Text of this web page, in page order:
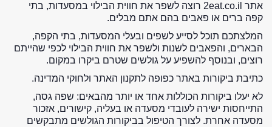
אתר 2eat.co.il רוצה לשפר את חווית הבילוי במסעדות, בתי
קפה ברים או פאבים בהם אתם מבלים.
המלצתכם תוכל לסייע לשפים ובעלי המסעדות, בתי הקפה,
הבארים, והפאבים לשנות ולשפר את חווית הבילוי לכפי שהייתם
רוצים, ובנוסף להשפיע על גולשים שטרם ביקרו במקום.
כתיבת ביקורות באתר כפופה לתקנון האתר ולחוקי המדינה.
לא יעלו ביקורות הכוללות אחד או יותר מהבאים: שפה גסה,
התייחסות ישירה לעובדי מסעדה או בעליה, קישורים, אזכור
מסעדה אחרת. לצורך הטיפול בביקורות הגולשים מתבקשים